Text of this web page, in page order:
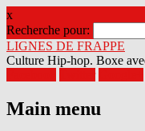
x
Recherche pour:
LIGNES DE FRAPPE
Culture Hip-hop. Boxe
Main menu